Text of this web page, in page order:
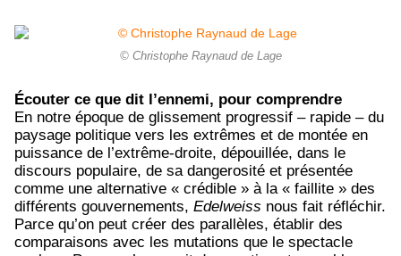
© Christophe Raynaud de Lage
Écouter ce que dit l’ennemi, pour comprendre
En notre époque de glissement progressif – rapide – du
paysage politique vers les extrêmes et de montée en
puissance de l’extrême-droite, dépouillée, dans le
discours populaire, de sa dangerosité et présentée
comme une alternative « crédible » à la « faillite » des
différents gouvernements, Edelweiss nous fait réfléchir.
Parce qu’on peut créer des parallèles, établir des
comparaisons avec les mutations que le spectacle